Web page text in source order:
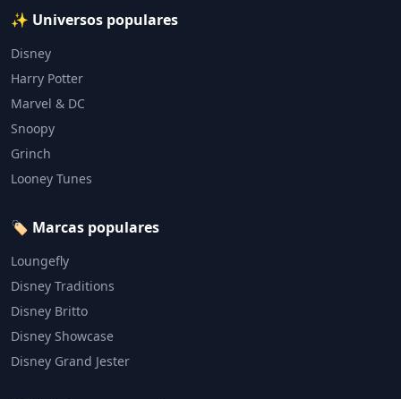
✨ Universos populares
Disney
Harry Potter
Marvel & DC
Snoopy
Grinch
Looney Tunes
🏷️ Marcas populares
Loungefly
Disney Traditions
Disney Britto
Disney Showcase
Disney Grand Jester